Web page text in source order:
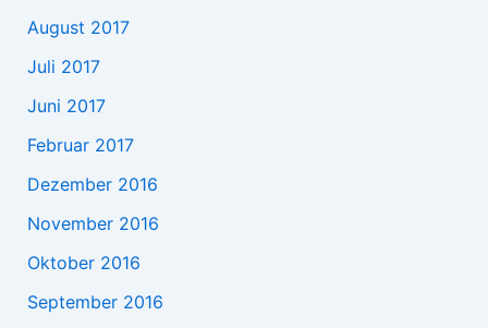
August 2017
Juli 2017
Juni 2017
Februar 2017
Dezember 2016
November 2016
Oktober 2016
September 2016